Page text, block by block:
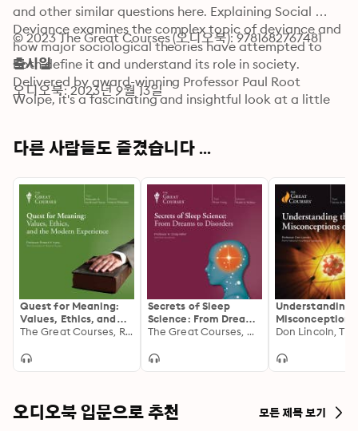
and other similar questions here. Explaining Social
Deviance examines the complex topic of deviance and
how major sociological theories have attempted to
both define it and understand its role in society.
Delivered by award-winning Professor Paul Root
Wolpe, it's a fascinating and insightful look at a little
© 2023 The Great Courses (오디오북): 9781682767481
출시일
오디오북: 2023년 9월 13일
다른 사람들도 즐겼습니다 ...
Quest for Meaning:
Values, Ethics, and
the Modern
The Great Courses, Robert H. Kane
Secrets of Sleep
Science: From Dreams
to Disorders
The Great Courses, H. Craig Heller
Understanding
Science
오디오북 입문으로 추천 모든 제목 보기